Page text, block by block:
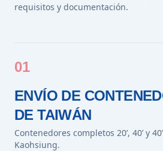
requisitos y documentación.
01
ENVÍO DE
DE TAIWÁN
Contenedores completos 20’, 40’ y
Kaohsiung.